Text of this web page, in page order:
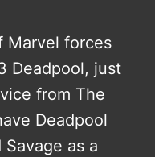
Marvel forces
Deadpool, just
from The
Deadpool
as a